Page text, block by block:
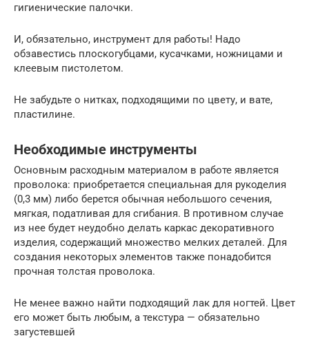
гигиенические палочки.
И, обязательно, инструмент для работы! Надо
обзавестись плоскогубцами, кусачками, ножницами и
клеевым пистолетом.
Не забудьте о нитках, подходящими по цвету, и вате,
пластилине.
Необходимые инструменты
Основным расходным материалом в работе является
проволока: приобретается специальная для рукоделия
(0,3 мм) либо берется обычная небольшого сечения,
мягкая, податливая для сгибания. В противном случае
из нее будет неудобно делать каркас декоративного
изделия, содержащий множество мелких деталей. Для
создания некоторых элементов также понадобится
прочная толстая проволока.
Не менее важно найти подходящий лак для ногтей. Цвет
его может быть любым, а текстура — обязательно
загустевшей